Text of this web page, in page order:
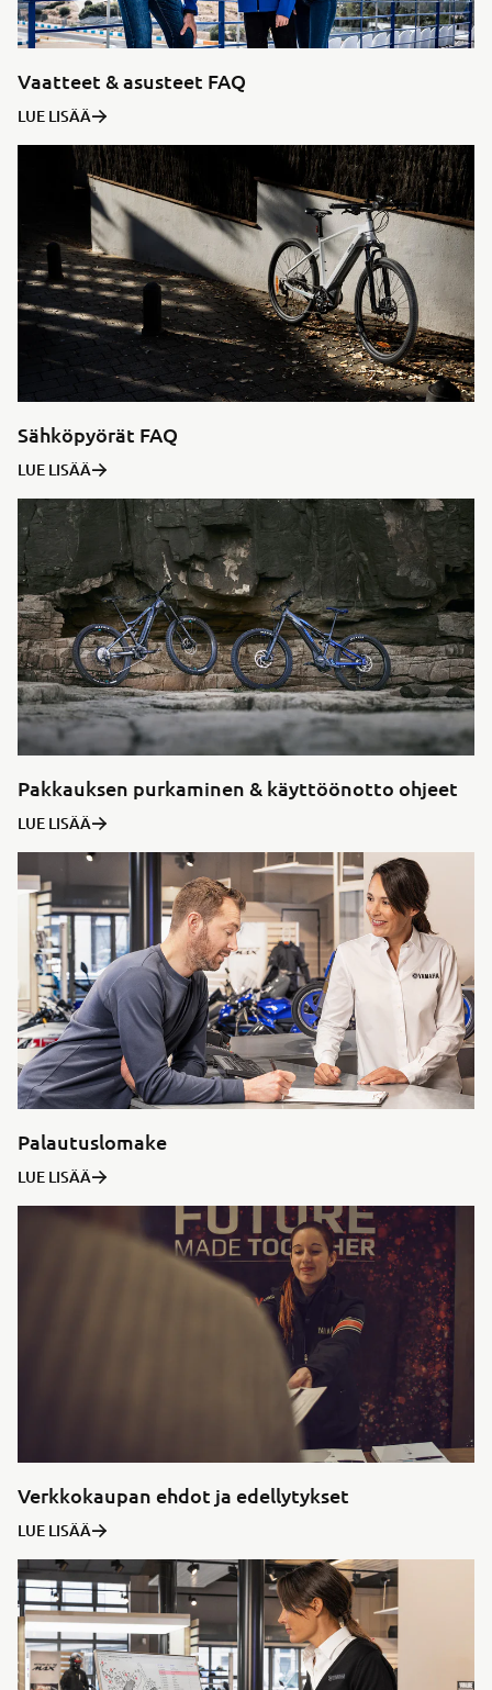
Vaatteet & asusteet FAQ
LUE LISÄÄ
Sähköpyörät FAQ
LUE LISÄÄ
Pakkauksen purkaminen & käyttöönotto ohjeet
LUE LISÄÄ
Palautuslomake
LUE LISÄÄ
Verkkokaupan ehdot ja edellytykset
LUE LISÄÄ